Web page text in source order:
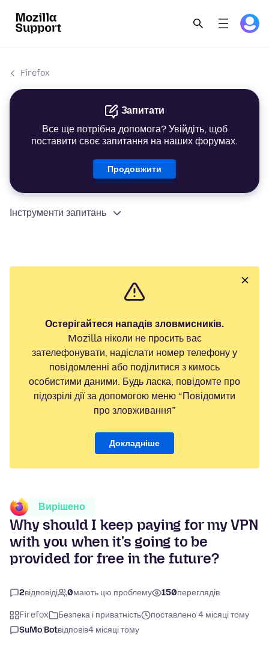
Firefox
Запитати
Все ще потрібна допомога? Увійдіть, щоб
поставити своє запитання на наших форумах.
Продовжити
Інструменти запитань
Остерігайтеся нападів зловмисників.
Mozilla ніколи не просить вас
зателефонувати, надіслати номер телефону у
повідомленні або поділитися з кимось
особистими даними. Будь ласка, повідомте про
підозрілі дії за допомогою меню “Повідомити
про зловживання”
Докладніше
Вирішено
Why should I keep paying for my VPN
with you when it's going to be
provided for free in the future?
2відповіді 0мають цю проблему 150переглядів
Firefox Безпека і приватність
поставлено 4 місяці тому
SuMo Botвідповів4 місяці тому